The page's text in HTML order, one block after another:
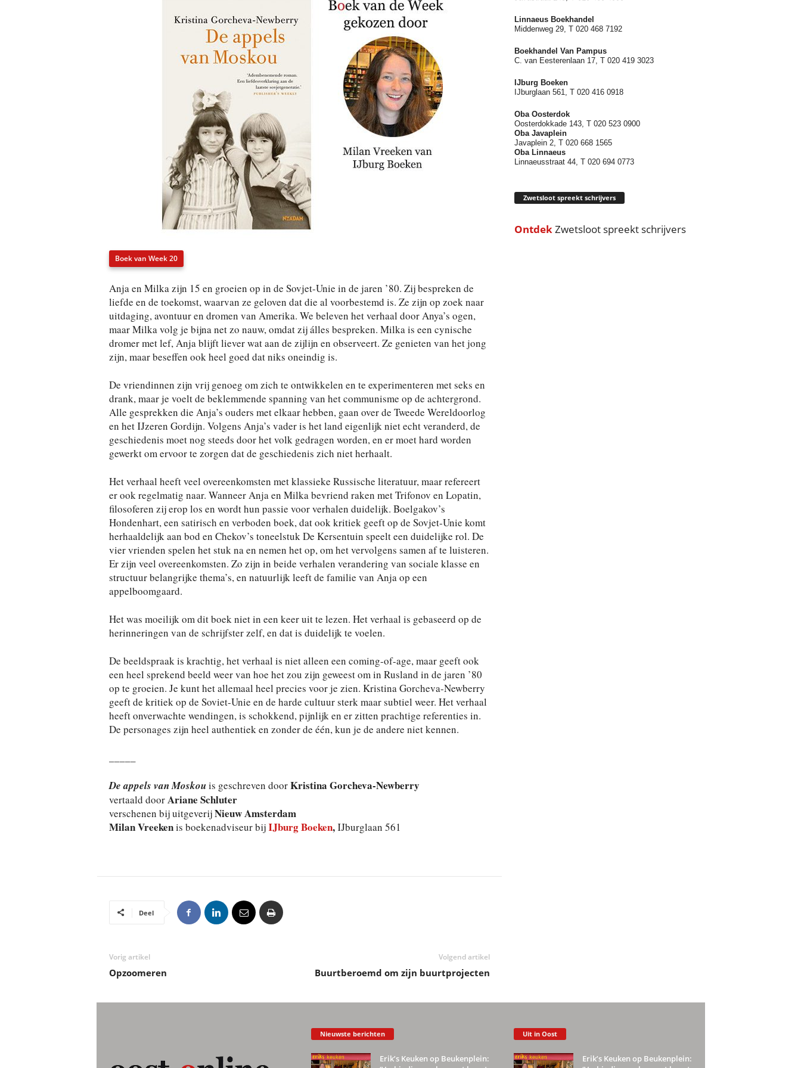
Boek van Week 20
Anja en Milka zijn 15 en groeien op in de Sovjet-Unie in de jaren ’80. Zij bespreken de
liefde en de toekomst, waarvan ze geloven dat die al voorbestemd is. Ze zijn op zoek naar
uitdaging, avontuur en dromen van Amerika. We beleven het verhaal door Anya’s ogen,
maar Milka volg je bijna net zo nauw, omdat zij álles bespreken. Milka is een cynische
dromer met lef, Anja blijft liever wat aan de zijlijn en observeert. Ze genieten van het jong
zijn, maar beseffen ook heel goed dat niks oneindig is.
De vriendinnen zijn vrij genoeg om zich te ontwikkelen en te experimenteren met seks en
drank, maar je voelt de beklemmende spanning van het communisme op de achtergrond.
Alle gesprekken die Anja’s ouders met elkaar hebben, gaan over de Tweede Wereldoorlog
en het IJzeren Gordijn. Volgens Anja’s vader is het land eigenlijk niet echt veranderd, de
geschiedenis moet nog steeds door het volk gedragen worden, en er moet hard worden
gewerkt om ervoor te zorgen dat de geschiedenis zich niet herhaalt.
Het verhaal heeft veel overeenkomsten met klassieke Russische literatuur, maar refereert
er ook regelmatig naar. Wanneer Anja en Milka bevriend raken met Trifonov en Lopatin,
filosoferen zij erop los en wordt hun passie voor verhalen duidelijk. Boelgakov’s
Hondenhart, een satirisch en verboden boek, dat ook kritiek geeft op de Sovjet-Unie komt
herhaaldelijk aan bod en Chekov’s toneelstuk De Kersentuin speelt een duidelijke rol. De
vier vrienden spelen het stuk na en nemen het op, om het vervolgens samen af te luisteren.
Er zijn veel overeenkomsten. Zo zijn in beide verhalen verandering van sociale klasse en
structuur belangrijke thema’s, en natuurlijk leeft de familie van Anja op een
appelboomgaard.
Het was moeilijk om dit boek niet in een keer uit te lezen. Het verhaal is gebaseerd op de
herinneringen van de schrijfster zelf, en dat is duidelijk te voelen.
De beeldspraak is krachtig, het verhaal is niet alleen een coming-of-age, maar geeft ook
een heel sprekend beeld weer van hoe het zou zijn geweest om in Rusland in de jaren ’80
op te groeien. Je kunt het allemaal heel precies voor je zien. Kristina Gorcheva-Newberry
geeft de kritiek op de Soviet-Unie en de harde cultuur sterk maar subtiel weer. Het verhaal
heeft onverwachte wendingen, is schokkend, pijnlijk en er zitten prachtige referenties in.
De personages zijn heel authentiek en zonder de één, kun je de andere niet kennen.
De appels van Moskouis geschreven doorKristina Gorcheva-Newberry
vertaald doorAriane Schluter
verschenen bij uitgeverijNieuw Amsterdam
Milan Vreekenis boekenadviseur bijIJburg Boeken,IJburglaan 561
Deel
Vorig artikel
Opzoomeren
Volgend artikel
Buurtberoemd om zijn buurtprojecten
Linnaeus Boekhandel
Middenweg 29, T 020 468 7192
Boekhandel Van Pampus
C. van Eesterenlaan 17, T 020 419 3023
IJburg Boeken
IJburglaan 561, T 020 416 0918
Oba Oosterdok
Oosterdokkade 143, T 020 523 0900
Oba Javaplein
Javaplein 2, T 020 668 1565
Oba Linnaeus
Linnaeusstraat 44, T 020 694 0773
Zwetsloot spreekt schrijvers
OntdekZwetsloot spreekt schrijvers
Nieuwste berichten
Erik’s Keuken op Beukenplein:
Uit in Oost
Erik’s Keuken op Beukenplein: